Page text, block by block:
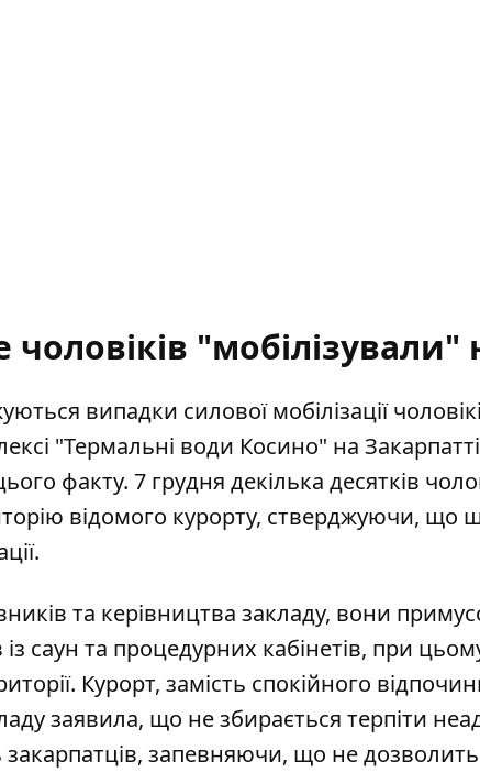
"мобілізували"
випадки силової мобілізації
"Термальні води Косино" на
факту. 7 грудня декілька десятків
відомого курорту, стверджуючи, що
.
та керівництва закладу, вони
саун та процедурних кабінетів, при
Курорт, замість спокійного
заявила, що не збирається терпіти
закарпатців, запевняючи, що не